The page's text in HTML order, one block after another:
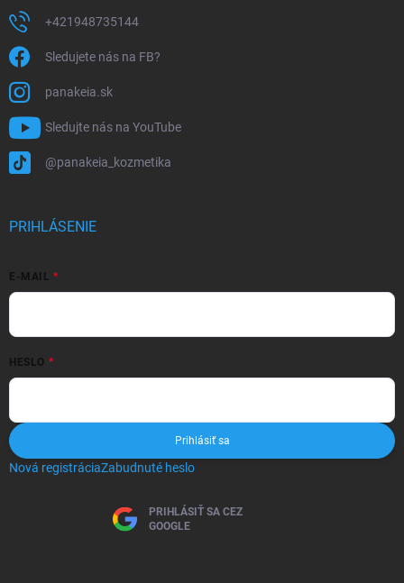
+421948735144
Sledujete nás na FB?
panakeia.sk
Sledujte nás na YouTube
@panakeia_kozmetika
PRIHLÁSENIE
E-MAIL
HESLO
Prihlásiť sa
Nová registráciaZabudnuté heslo
PRIHLÁSIŤ SA CEZ
GOOGLE